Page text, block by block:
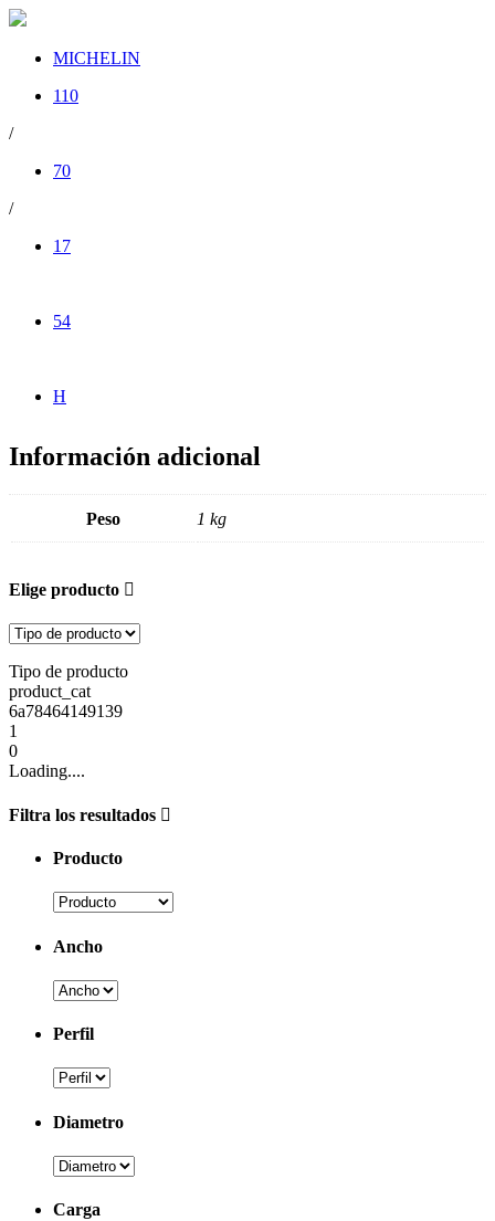
MICHELIN
110
/
70
/
17
54
H
Información adicional
Peso 1 kg
Elige producto
Tipo de producto
product_cat
6a78464149139
1
0
Loading....
Filtra los resultados
Producto
Ancho
Perfil
Diametro
Carga